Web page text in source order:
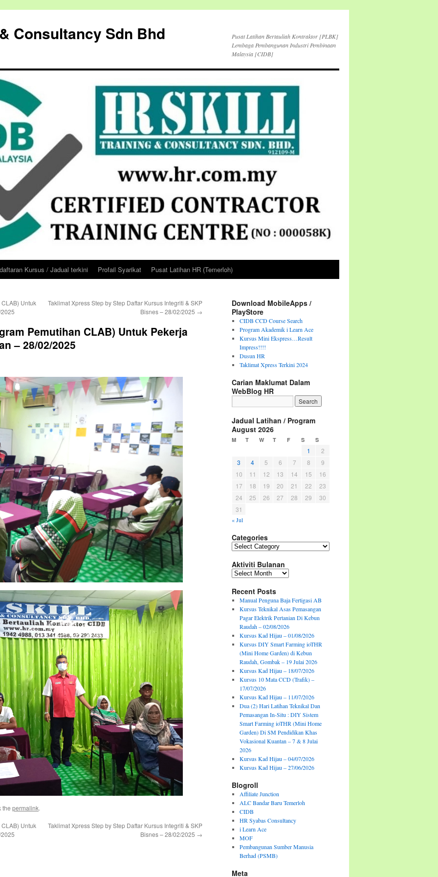
Consultancy Sdn Bhd
Pusat Latihan Bertauliah Kontraktor [PLBK]
Lembaga Pembangunan Industri Pembinaan
Malaysia [CIDB]
Kursus / Jadual terkini Profail Syarikat Pusat Latihan HR (Temerloh)
Untuk
Taklimat Xpress Step by Step Daftar Kursus Integriti & SKP
Bisnes – 28/02/2025 →
Pemutihan CLAB) Untuk Pekerja
– 28/02/2025
the permalink.
Untuk
Taklimat Xpress Step by Step Daftar Kursus Integriti & SKP
Bisnes – 28/02/2025 →
Download MobileApps /
PlayStore
CIDB CCD Course Search
Program Akademik i Learn Ace
Kursus Mini Ekspress…Result
Impress!!!!
Dusun HR
Taklimat Xpress Terkini 2024
Carian Maklumat Dalam
WebBlog HR
Jadual Latihan / Program
August 2026
M T W T F S S
1
2
3
4 5 6 7 8
9
10
11 12 13 14 15
16
17
18 19 20 21 22
23
24
25 26 27 28 29
30
31
« Jul
Categories
Categories
Aktiviti Bulanan
Aktiviti
Recent Posts
Manual Penguna Baja Fertigasi AB
Kursus Teknikal Asas Pemasangan
Pagar Elektrik Pertanian Di Kebun
Raudah – 02/08/2026
Kursus Kad Hijau – 01/08/2026
Kursus DIY Smart Farming ioTHR
(Mini Home Garden) di Kebun
Raudah, Gombak – 19 Julai 2026
Kursus Kad Hijau – 18/07/2026
Kursus 10 Mata CCD (Trafik) –
17/07/2026
Kursus Kad Hijau – 11/07/2026
Dua (2) Hari Latihan Teknikal Dan
Pemasangan In-Situ : DIY Sistem
Smart Farming ioTHR (Mini Home
Garden) Di SM Pendidikan Khas
Vokasional Kuantan – 7 & 8 Julai
2026
Kursus Kad Hijau – 04/07/2026
Kursus Kad Hijau – 27/06/2026
Blogroll
Affiliate Junction
ALC Bandar Baru Temerloh
CIDB
HR Syabas Consultancy
i Learn Ace
MOF
Pembangunan Sumber Manusia
Berhad (PSMB)
Meta